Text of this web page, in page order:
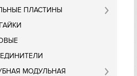
ПЛАСТИНЫ
МОДУЛЬНАЯ